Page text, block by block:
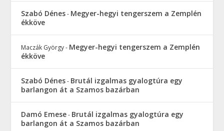
Szabó Dénes- Megyer-hegyi tengerszem a Zemplén
ékköve
Maczák György- Megyer-hegyi tengerszem a Zemplén
ékköve
Szabó Dénes- Brutál izgalmas gyalogtúra egy
barlangon át a Szamos bazárban
Damó Emese- Brutál izgalmas gyalogtúra egy
barlangon át a Szamos bazárban